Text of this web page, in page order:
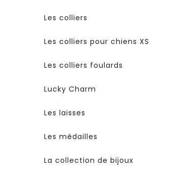
Les colliers
Les colliers pour chiens XS
Les colliers foulards
Lucky Charm
Les laisses
Les médailles
La collection de bijoux